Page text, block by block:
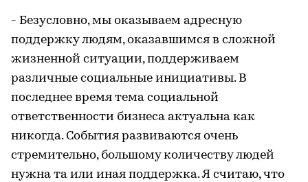
- Безусловно, мы оказываем адресную
поддержку людям, оказавшимся в сложной
жизненной ситуации, поддерживаем
различные социальные инициативы. В
последнее время тема социальной
ответственности бизнеса актуальна как
никогда. События развиваются очень
стремительно, большому количеству людей
нужна та или иная поддержка. Я считаю, что